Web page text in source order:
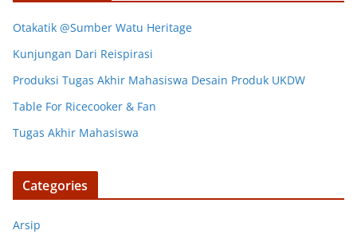
Otakatik @Sumber Watu Heritage
Kunjungan Dari Reispirasi
Produksi Tugas Akhir Mahasiswa Desain Produk UKDW
Table For Ricecooker & Fan
Tugas Akhir Mahasiswa
Categories
Arsip